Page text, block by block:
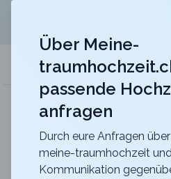
meine-
Gurten-Pavillon
Für eure Hochzeit
Zurück zur Suche
Über Meine-
passende
anfragen
Durch eure Anfragen
meine-traumhochzeit
Kommunikation